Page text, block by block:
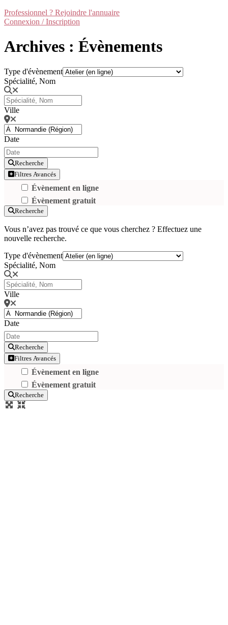
Professionnel ? Rejoindre l'annuaire
Connexion / Inscription
Archives : Évènements
Type d'évènement
Spécialité, Nom
Ville
Date
Recherche
Filtres Avancés
Évènement en ligne
Évènement gratuit
Recherche
Vous n’avez pas trouvé ce que vous cherchez ? Effectuez une
nouvelle recherche.
Type d'évènement
Spécialité, Nom
Ville
Date
Recherche
Filtres Avancés
Évènement en ligne
Évènement gratuit
Recherche